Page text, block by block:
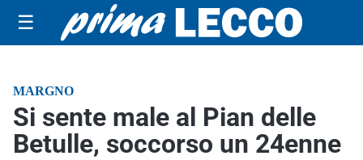
☰
MARGNO
Si sente male al Pian delle
Betulle, soccorso un 24enne